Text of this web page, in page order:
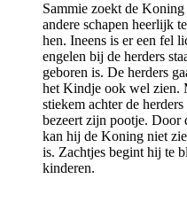
Sammie zoekt de
andere schapen heerlijk
hen. Ineens is er een fel
engelen bij de herders
geboren is. De herders
het Kindje ook wel zien.
stiekem achter de
bezeert zijn pootje. Door
kan hij de Koning niet
is. Zachtjes begint hij te
kinderen.